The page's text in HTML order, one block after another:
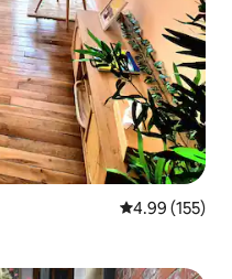
औसत रेटिंग 5 में से
4.99 (155)